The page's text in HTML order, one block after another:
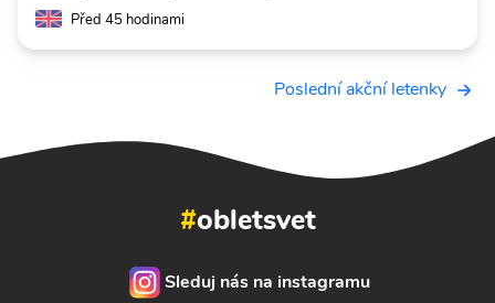
Před 45 hodinami
Poslední akční letenky
#obletsvet
Sleduj nás na instagramu